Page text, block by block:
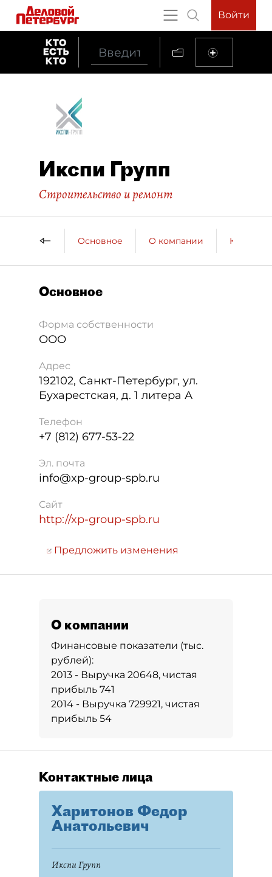
Войти
Икспи Групп
Строительство и ремонт
Основное О компании
Основное
Форма собственности
ООО
Адрес
192102, Санкт-Петербург, ул.
Бухарестская, д. 1 литера А
Телефон
+7 (812) 677-53-22
Эл. почта
info@xp-group-spb.ru
Сайт
http://xp-group-spb.ru
Предложить изменения
О компании
Финансовые показатели (тыс.
рублей):
2013 - Выручка 20648, чистая
прибыль 741
2014 - Выручка 729921, чистая
прибыль 54
Контактные лица
Харитонов Федор
Анатольевич
Икспи Групп